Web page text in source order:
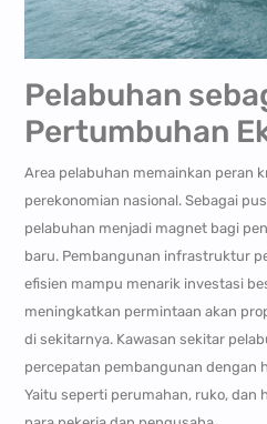
Pelabuhan
Pertumbuhan
Area pelabuhan memainkan peran
perekonomian nasional. Sebagai
pelabuhan menjadi magnet bagi
baru. Pembangunan infrastruktur
efisien mampu menarik investasi
meningkatkan permintaan akan
di sekitarnya. Kawasan sekitar
percepatan pembangunan dengan
Yaitu seperti perumahan, ruko, dan